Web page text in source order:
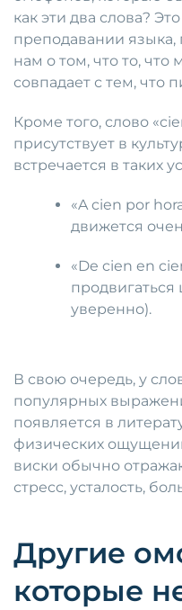
как эти два слова?
преподавании языка,
нам о том, что то,
совпадает с тем, что
Кроме того, слово
присутствует в
встречается в таких
«A cien por
движется
«De cien en
уверенно).
В свою очередь, у
популярных
появляется в
физических
виски обычно
стресс, усталость,
Другие
которые